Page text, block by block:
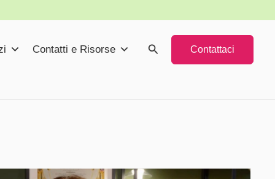
Contatti e Risorse Cerca Contattaci